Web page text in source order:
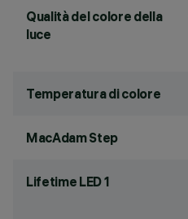
Qualità del colore della
luce
Temperatura di colore
MacAdam Step
Lifetime LED 1